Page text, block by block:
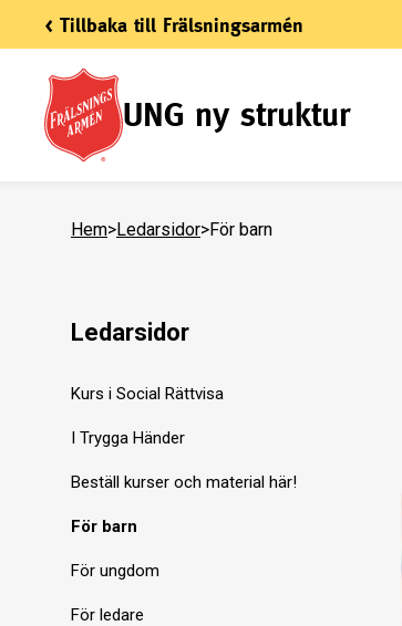
< Tillbaka till Frälsningsarmén
UNG ny struktur
Hem>Ledarsidor>För barn
Ledarsidor
Kurs i Social Rättvisa
I Trygga Händer
Beställ kurser och material här!
För barn
För ungdom
För ledare